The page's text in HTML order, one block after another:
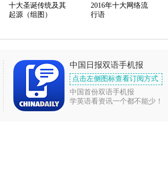
十大圣诞传统及其
起源（组图）
2016年十大网络流
行语
中国日报双语手机报
点击左侧图标查看订阅方式
中国首份双语手机报
学英语看资讯一个都不能少！